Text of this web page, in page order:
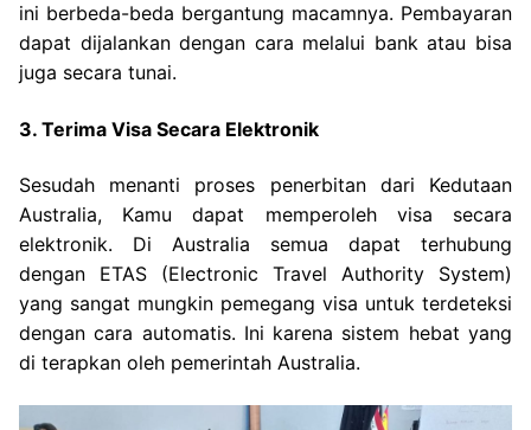
ini berbeda-beda bergantung macamnya. Pembayaran
dapat dijalankan dengan cara melalui bank atau bisa
juga secara tunai.
3. Terima Visa Secara Elektronik
Sesudah menanti proses penerbitan dari Kedutaan
Australia, Kamu dapat memperoleh visa secara
elektronik. Di Australia semua dapat terhubung
dengan ETAS (Electronic Travel Authority System)
yang sangat mungkin pemegang visa untuk terdeteksi
dengan cara automatis. Ini karena sistem hebat yang
di terapkan oleh pemerintah Australia.